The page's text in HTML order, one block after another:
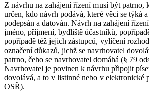
Z návrhu na zahájení řízení musí být patrno,
určen, kdo návrh podává, které věci se týká
podepsán a datován. Návrh na zahájení
jméno, příjmení, bydliště účastníků,
popřípadě též jejich zástupců, vylíčení
označení důkazů, jichž se navrhovatel
patrno, čeho se navrhovatel domáhá (§ 79
Navrhovatel je povinen k návrhu připojit
dovolává, a to v listinné nebo v elektronické
OSŘ).